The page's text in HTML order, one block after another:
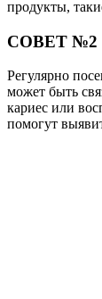
продукты,
СОВЕТ №2
Регулярно
может быть
кариес или
помогут